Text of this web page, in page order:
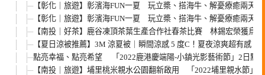
【彰化｜旅遊】彰濱海FUN一夏 玩立槳、搭海牛、解憂療癒兩天
【彰化｜旅遊】彰濱海FUN一夏 玩立槳、搭海牛、解憂療癒兩天
【南投｜好茶】鹿谷凍頂茶葉生產合作社春茶比賽 林錫宏榮獲烏
【夏日涼被推薦】3M 涼夏被｜瞬間涼感 5 度C！夏夜涼爽超有感
點亮幸福、點亮希望 「2022鹿港慶端陽-小鎮光影藝術節」2日點
【南投｜旅遊】埔里桃米親水公園翻新啟用 「2022埔里親水節」